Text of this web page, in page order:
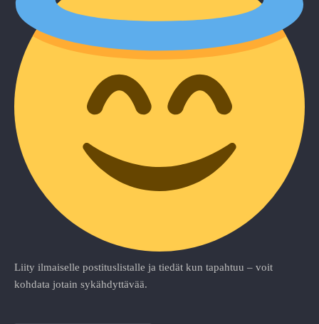
Liity ilmaiselle postituslistalle ja tiedät kun tapahtuu – voit
kohdata jotain sykähdyttävää.